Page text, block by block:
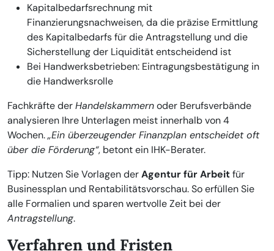
Kapitalbedarfsrechnung mit
Finanzierungsnachweisen, da die präzise Ermittlung
des Kapitalbedarfs für die Antragstellung und die
Sicherstellung der Liquidität entscheidend ist
Bei Handwerksbetrieben: Eintragungsbestätigung in
die Handwerksrolle
Fachkräfte derHandelskammernoder Berufsverbände
analysieren Ihre Unterlagen meist innerhalb von 4
Wochen.„Ein überzeugender Finanzplan entscheidet oft
über die Förderung“, betont ein IHK-Berater.
Tipp: Nutzen Sie Vorlagen derAgentur für Arbeitfür
Businessplan und Rentabilitätsvorschau. So erfüllen Sie
alle Formalien und sparen wertvolle Zeit bei der
Antragstellung.
Verfahren und Fristen